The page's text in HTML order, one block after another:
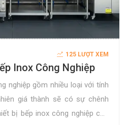
125 LƯỢT XEM
Inox Công Nghiệp
nghiệp gồm nhiều loại với tính
giá thành sẽ có sự chênh
bị bếp inox công nghiệp cho